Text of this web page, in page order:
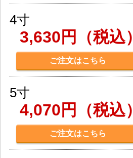
4寸
3,630円（税込）
ご注文はこちら
5寸
4,070円（税込）
ご注文はこちら